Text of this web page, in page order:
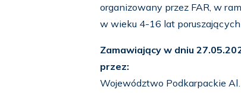
organizowany przez FAR, w
w wieku 4-16 lat
Zamawiający w dniu
przez:
Województwo Podkarpackie